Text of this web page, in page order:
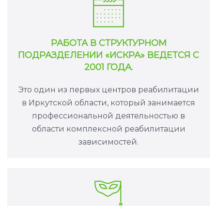
РАБОТА В СТРУКТУРНОМ
ПОДРАЗДЕЛЕНИИ «ИСКРА» ВЕДЕТСЯ С
2001 ГОДА.
Это один из первых центров реабилитации
в Иркутской области, который занимается
профессиональной деятельностью в
области комплексной реабилитации
зависимостей.